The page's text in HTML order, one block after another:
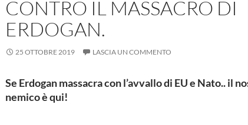
CONTRO IL MASSACRO DI
ERDOGAN.
25 OTTOBRE 2019 LASCIA UN COMMENTO
Se Erdogan massacra con l’avvallo di EU e Nato.. il
nemico è qui!